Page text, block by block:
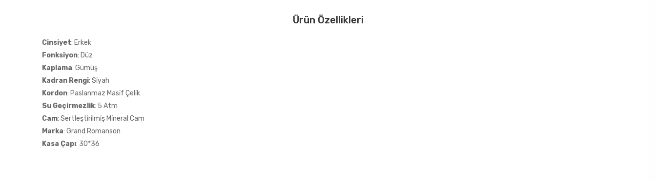
Ürün Özellikleri
Cinsiyet: Erkek
Fonksiyon: Düz
Kaplama: Gümüş
Kadran Rengi: Si̇yah
Kordon: Paslanmaz Masi̇f Çeli̇k
Su Geçirmezlik: 5 Atm
Cam: Sertleşti̇ri̇lmi̇ş Mi̇neral Cam
Marka: Grand Romanson
Kasa Çapı: 30*36